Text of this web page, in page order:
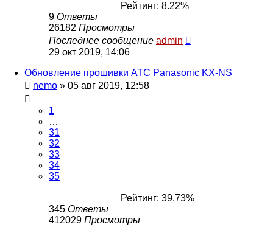
Рейтинг: 8.22%
9 Ответы
26182 Просмотры
Последнее сообщение admin
29 окт 2019, 14:06
Обновление прошивки АТС Panasonic KX-NS
nemo » 05 авг 2019, 12:58
1
…
31
32
33
34
35
Рейтинг: 39.73%
345 Ответы
412029 Просмотры